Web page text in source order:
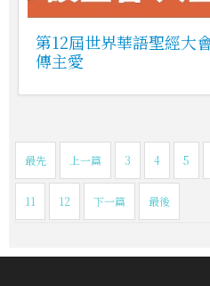
第12屆世界華語聖經大
傳主愛
最先 上一篇 3 4 5
11 12 下一篇 最後